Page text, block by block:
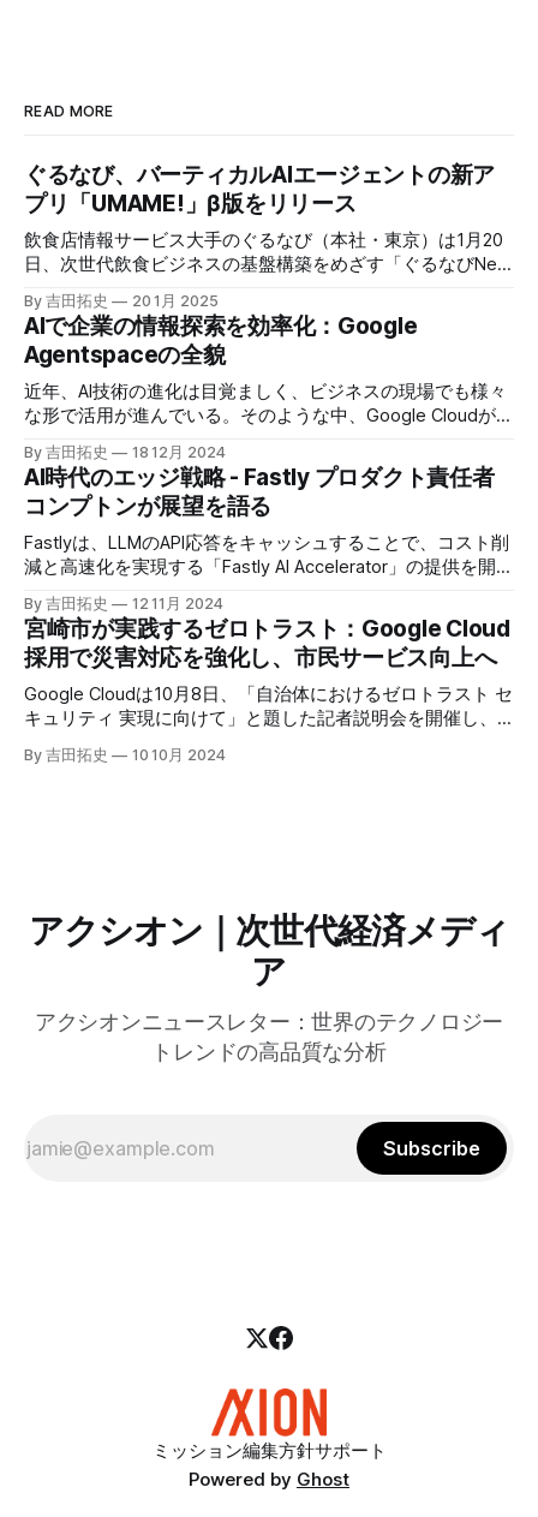
READ MORE
ぐるなび、バーティカルAIエージェントの新ア
プリ「UMAME!」β版をリリース
飲食店情報サービス大手のぐるなび（本社・東京）は1月20
日、次世代飲食ビジネスの基盤構築をめざす「ぐるなびNext
プロジェクト」の初成果として、新たな飲食店探索アプリ
「UMAME!（うまみー！）」のβ版を公開した。
By 吉田拓史 20 1月 2025
AIで企業の情報探索を効率化：Google
Agentspaceの全貌
近年、AI技術の進化は目覚ましく、ビジネスの現場でも様々
な形で活用が進んでいる。そのような中、Google Cloudが新
たに発表したGoogle Agentspaceは、いま注目を集めるAIエ
ージェントがエンタープライズITを大きく変革する予兆と言
えるだろう。
By 吉田拓史 18 12月 2024
AI時代のエッジ戦略 - Fastly プロダクト責任者
コンプトンが展望を語る
Fastlyは、LLMのAPI応答をキャッシュすることで、コスト削
減と高速化を実現する「Fastly AI Accelerator」の提供を開始
した。キップ・コンプトン最高プロダクト責任者（CPO）
は、類似した質問への応答を再利用し、効率的な処理を可能
にすると説明した。さらに、コンプトンは、エッジコンピュ
ーティングの利点を活かしたパーソナライズや、エッジにお
けるGPUの経済性、セキュリティへの取り組みなど、Fastly
のAI戦略について語った。
By 吉田拓史 12 11月 2024
宮崎市が実践するゼロトラスト：Google Cloud
採用で災害対応を強化し、市民サービス向上へ
Google Cloudは10月8日、「自治体におけるゼロトラスト セ
キュリティ 実現に向けて」と題した記者説明会を開催し、
自治体向けにゼロトラストセキュリティ導入を支援するプロ
グラムを発表した。宮崎市の事例では、Google Workspace
By 吉田拓史 10 10月 2024
アクシオン｜次世代経済メディ
ア
アクシオンニュースレター：世界のテクノロジー
トレンドの高品質な分析
Subscribe
ミッション編集方針サポート
Powered by Ghost